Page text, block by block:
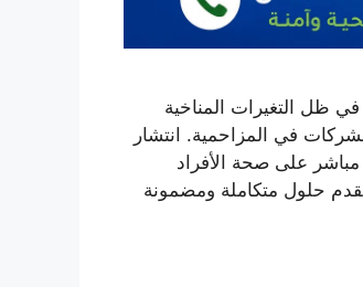
ظل التغيرات المناخية
في المزاحمية. انتشار
على صحة الأفراد
حلول متكاملة ومضمونة